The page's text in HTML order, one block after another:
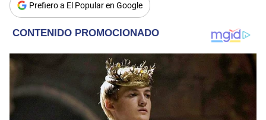
Prefiero a El Popular en Google